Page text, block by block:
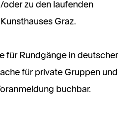
zu den laufenden
Graz.
für Rundgänge in deutscher
für private Gruppen und
buchbar.